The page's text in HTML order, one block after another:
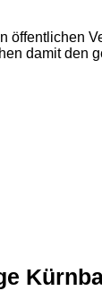
öffentlichen
damit den